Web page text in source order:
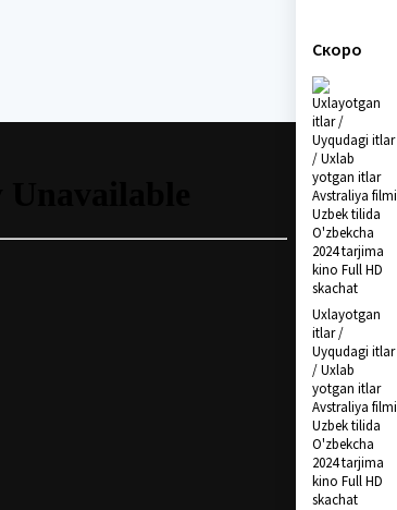
Скоро
Uxlayotgan
itlar /
Uyqudagi itlar
/ Uxlab
yotgan itlar
Avstraliya filmi
Uzbek tilida
O'zbekcha
2024 tarjima
kino Full HD
skachat